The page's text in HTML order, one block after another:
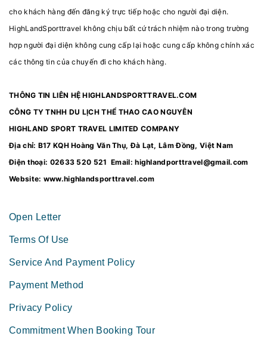
cho khách hàng đến đăng ký trực tiếp hoặc cho người đại diện.
HighLandSporttravel không chịu bất cứ trách nhiệm nào trong trường
hợp người đại diện không cung cấp lại hoặc cung cấp không chính xác
các thông tin của chuyến đi cho khách hàng.
THÔNG TIN LIÊN HỆ HIGHLANDSPORTTRAVEL.COM
CÔNG TY TNHH DU LỊCH THỂ THAO CAO NGUYÊN
HIGHLAND SPORT TRAVEL LIMITED COMPANY
Địa chỉ: B17 KQH Hoàng Văn Thụ, Đà Lạt, Lâm Đồng, Việt Nam
Điện thoại: 02633 520 521 Email: highlandporttravel@gmail.com
Website: www.highlandsporttravel.com
Open Letter
Terms Of Use
Service And Payment Policy
Payment Method
Privacy Policy
Commitment When Booking Tour